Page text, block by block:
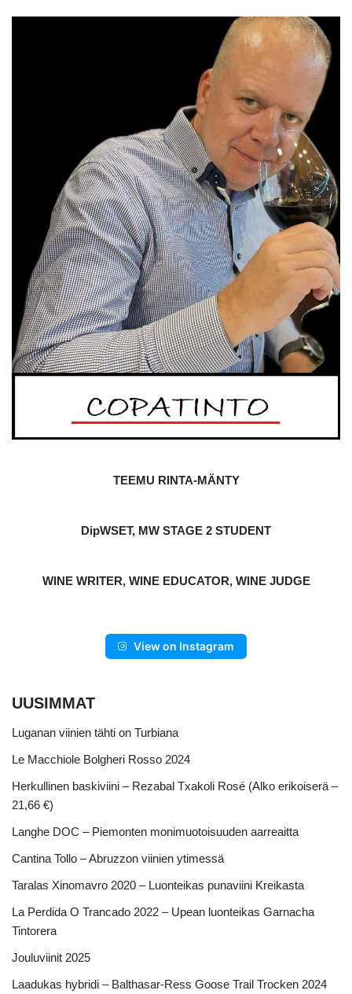
TEEMU RINTA-MÄNTY
DipWSET, MW STAGE 2 STUDENT
WINE WRITER, WINE EDUCATOR, WINE JUDGE
View on Instagram
UUSIMMAT
Luganan viinien tähti on Turbiana
Le Macchiole Bolgheri Rosso 2024
Herkullinen baskiviini – Rezabal Txakoli Rosé (Alko erikoiserä –
21,66 €)
Langhe DOC – Piemonten monimuotoisuuden aarreaitta
Cantina Tollo – Abruzzon viinien ytimessä
Taralas Xinomavro 2020 – Luonteikas punaviini Kreikasta
La Perdida O Trancado 2022 – Upean luonteikas Garnacha
Tintorera
Jouluviinit 2025
Laadukas hybridi – Balthasar-Ress Goose Trail Trocken 2024